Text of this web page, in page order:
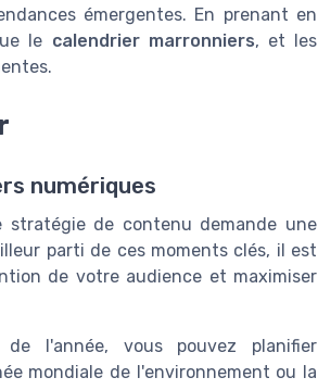
émergentes. En prenant en
le calendrier marronniers, et les
numériques
stratégie de contenu demande une
parti de ces moments clés, il est
de votre audience et maximiser
l'année, vous pouvez planifier
mondiale de l'environnement ou la